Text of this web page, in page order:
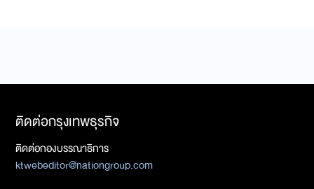
ติดต่อกรุงเทพธุรกิจ
ติดต่อกองบรรณาธิการ
ktwebeditor@nationgroup.com